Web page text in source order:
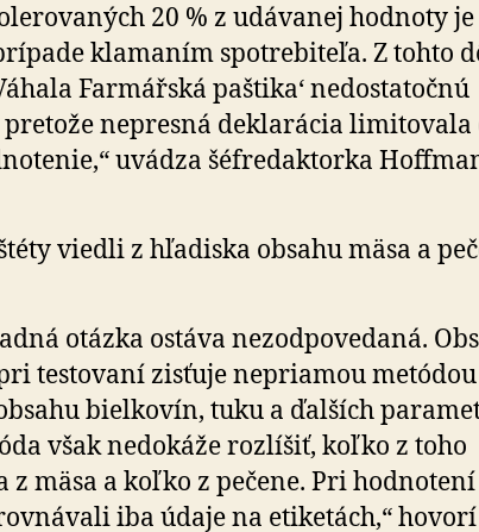
20 % z udá­vanej hodn­oty je
klamaním spotre­biteľa. Z tohto
Farmářská paštika‘ ne­dosta­točnú
ne­presná dekla­rácia
uvádza šéf­re­dak­torka
viedli z hľadiska obsahu mäsa a
otázka ostáva nezodpovedaná.
testovaní zisťuje nepriamou
biel­kovín, tuku a ďalších
však nedokáže rozlíšiť, koľko z toho
z mäsa a koľko z pečene. Pri hodnotení
iba údaje na etiketách,“